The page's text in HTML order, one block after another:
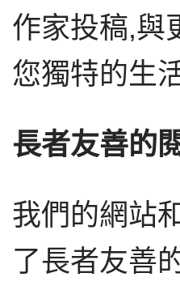
作家投稿,與
您獨特的生
長者友善的
我們的網站
了長者友善